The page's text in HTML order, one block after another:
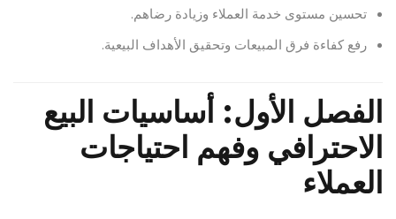
تحسين مستوى خدمة العملاء وزيادة رضاهم.
رفع كفاءة فرق المبيعات وتحقيق الأهداف البيعية.
الفصل الأول: أساسيات البيع
الاحترافي وفهم احتياجات
العملاء